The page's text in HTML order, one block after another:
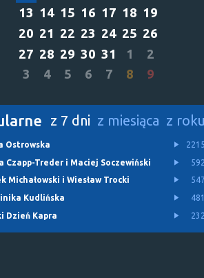
13 14 15 16 17 18 19
20 21 22 23 24 25 26
27 28 29 30 31 1
2
3
4 5 6 7 8 9
z 7 dni z miesiąca z
Ostrowska
Czapp-Treder i Maciej Soczewiński
Michałowski i Wiesław Trocki
Kudlińska
Dzień Kapra